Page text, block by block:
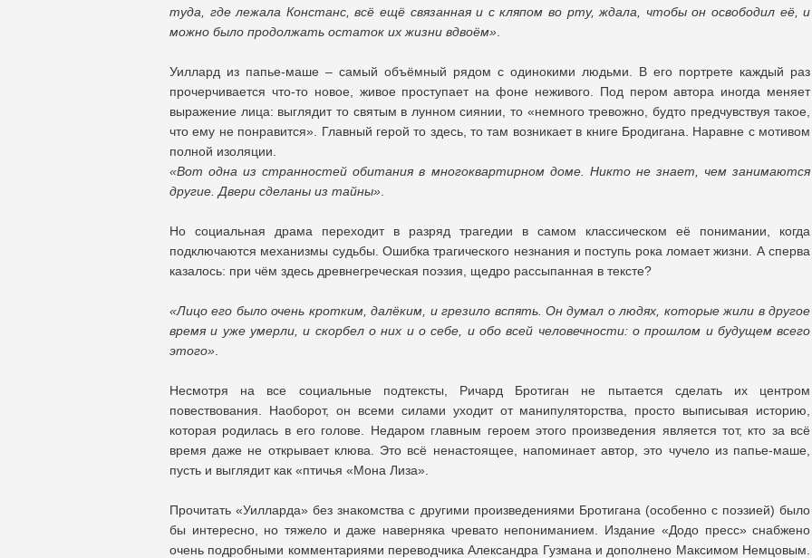
туда, где лежала Констанс, всё ещё связанная и с кляпом во рту, ждала, чтобы он освободил её, и
можно было продолжать остаток их жизни вдвоём»
Уиллард из папье-маше – самый объёмный рядом с одинокими людьми. В его портрете каждый раз
прочерчивается что-то новое, живое проступает на фоне неживого. Под пером автора иногда меняет
выражение лица: выглядит то святым в лунном сиянии, то «немного тревожно, будто предчувствуя такое,
что ему не понравится». Главный герой то здесь, то там возникает в книге Бродигана. Наравне с мотивом
полной изоляции.
«Вот одна из странностей обитания в многоквартирном доме. Никто не знает, чем занимаются
другие. Двери сделаны из тайны»
Но социальная драма переходит в разряд трагедии в самом классическом её понимании, когда
подключаются механизмы судьбы. Ошибка трагического незнания и поступь рока ломает жизни. А сперва
казалось: при чём здесь древнегреческая поэзия, щедро рассыпанная в тексте?
«Лицо его было очень кротким, далёким, и грезило вспять. Он думал о людях, которые жили в другое
время и уже умерли, и скорбел о них и о себе, и обо всей человечности: о прошлом и будущем всего
этого»
Несмотря на все социальные подтексты, Ричард Бротиган не пытается сделать их центром
повествования. Наоборот, он всеми силами уходит от манипуляторства, просто выписывая историю,
которая родилась в его голове. Недаром главным героем этого произведения является тот, кто за всё
время даже не открывает клюва. Это всё ненастоящее, напоминает автор, это чучело из папье-маше,
пусть и выглядит как «птичья «Мона Лиза».
Прочитать «Уилларда» без знакомства с другими произведениями Бротигана (особенно с поэзией) было
бы интересно, но тяжело и даже наверняка чревато непониманием. Издание «Додо пресс» снабжено
очень подробными комментариями переводчика Александра Гузмана и дополнено Максимом Немцовым.